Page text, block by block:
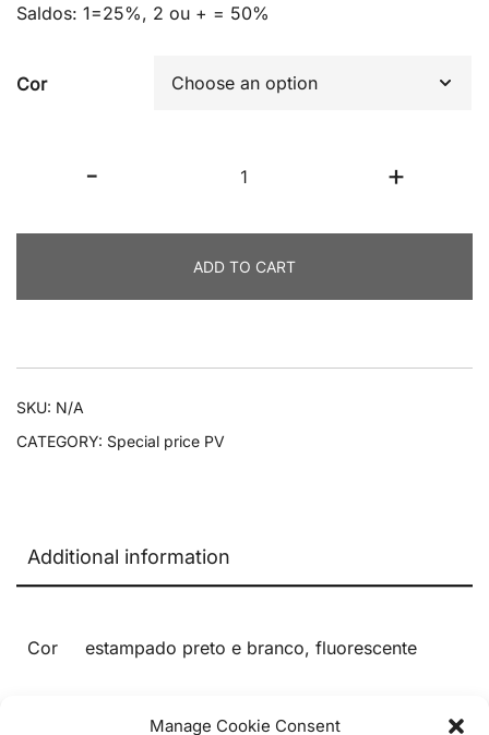
Manage Cookie Consent
Saldos: 1=25%, 2 ou + = 50%
Cor
-
Praia
+
ADD TO CART
SKU: N/A
CATEGORY: Special price PV
Additional information
Cor estampado preto e branco, fluorescente